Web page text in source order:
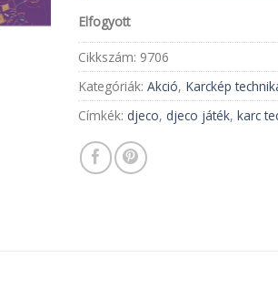
Elfogyott
Cikkszám: 9706
Kategóriák: Akció, Karckép
Címkék: djeco, djeco játék, karc